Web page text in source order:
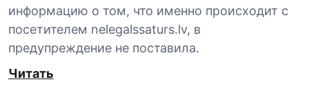
информацию о том, что именно происходит с
посетителем nelegalssaturs.lv, в
предупреждение не поставила.
Читать